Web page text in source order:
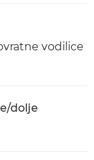
vodilice
dolje